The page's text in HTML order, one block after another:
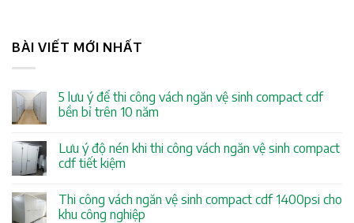
BÀI VIẾT MỚI NHẤT
5 lưu ý để thi công vách ngăn vệ sinh compact cdf
bền bỉ trên 10 năm
Lưu ý độ nén khi thi công vách ngăn vệ sinh compact
cdf tiết kiệm
Thi công vách ngăn vệ sinh compact cdf 1400psi cho
khu công nghiệp